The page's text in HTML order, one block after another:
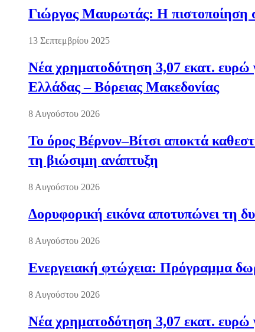
Γιώργος Μαυρωτάς: Η πιστοποίηση
13 Σεπτεμβρίου 2025
Νέα χρηματοδότηση 3,07 εκατ. ευρώ
Ελλάδας – Βόρειας Μακεδονίας
8 Αυγούστου 2026
Το όρος Βέρνον–Βίτσι αποκτά
τη βιώσιμη ανάπτυξη
8 Αυγούστου 2026
Δορυφορική εικόνα αποτυπώνει τη
8 Αυγούστου 2026
Ενεργειακή φτώχεια: Πρόγραμμα
8 Αυγούστου 2026
Νέα χρηματοδότηση 3,07 εκατ. ευρώ